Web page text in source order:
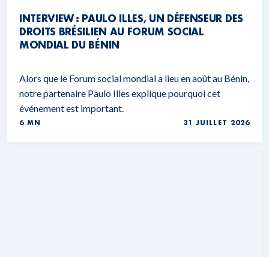
INTERVIEW : PAULO ILLES, UN DÉFENSEUR DES
DROITS BRÉSILIEN AU FORUM SOCIAL
MONDIAL DU BÉNIN
Alors que le Forum social mondial a lieu en août au Bénin,
notre partenaire Paulo Illes explique pourquoi cet
événement est important.
6 MN 31 JUILLET 2026